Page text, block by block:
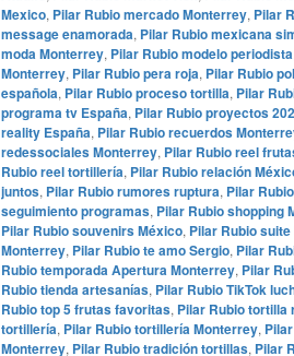
Mexico, Pilar Rubio mercado Monterrey, Pilar
message enamorada, Pilar Rubio mexicana
moda Monterrey, Pilar Rubio modelo periodista
Monterrey, Pilar Rubio pera roja, Pilar Rubio
española, Pilar Rubio proceso tortilla, Pilar
programa tv España, Pilar Rubio proyectos
reality España, Pilar Rubio recuerdos
redessociales Monterrey, Pilar Rubio reel
Rubio reel tortillería, Pilar Rubio relación
juntos, Pilar Rubio rumores ruptura, Pilar
seguimiento programas, Pilar Rubio shopping
Pilar Rubio souvenirs México, Pilar Rubio
Monterrey, Pilar Rubio te amo Sergio, Pilar
Rubio temporada Apertura Monterrey, Pilar
Rubio tienda artesanías, Pilar Rubio TikTok
Rubio top 5 frutas favoritas, Pilar Rubio tortilla
tortillería, Pilar Rubio tortillería Monterrey,
Monterrey, Pilar Rubio tradición tortillas, Pilar